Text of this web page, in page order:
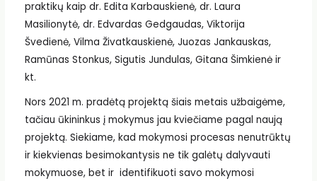
praktikų kaip dr. Edita Karbauskienė, dr. Laura
Masilionytė, dr. Edvardas Gedgaudas, Viktorija
Švedienė, Vilma Živatkauskienė, Juozas Jankauskas,
Ramūnas Stonkus, Sigutis Jundulas, Gitana Šimkienė ir
kt.
Nors 2021 m. pradėtą projektą šiais metais užbaigėme,
tačiau ūkininkus į mokymus jau kviečiame pagal naują
projektą. Siekiame, kad mokymosi procesas nenutrūktų
ir kiekvienas besimokantysis ne tik galėtų dalyvauti
mokymuose, bet ir identifikuoti savo mokymosi